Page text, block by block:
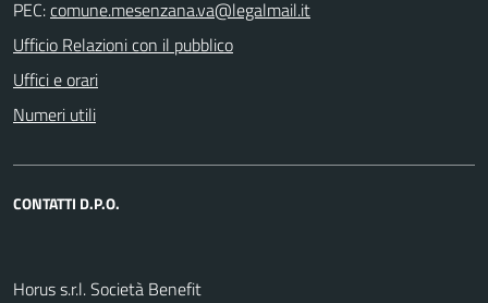
PEC:
Ufficio Relazioni con il pubblico
Uffici e orari
Numeri utili
CONTATTI D.P.O.
Horus s.r.l. Società Benefit